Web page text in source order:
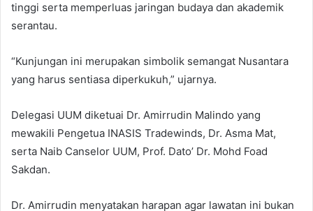
tinggi serta memperluas jaringan budaya dan akademik
serantau.
“Kunjungan ini merupakan simbolik semangat Nusantara
yang harus sentiasa diperkukuh,” ujarnya.
Delegasi UUM diketuai Dr. Amirrudin Malindo yang
mewakili Pengetua INASIS Tradewinds, Dr. Asma Mat,
serta Naib Canselor UUM, Prof. Dato’ Dr. Mohd Foad
Sakdan.
Dr. Amirrudin menyatakan harapan agar lawatan ini bukan